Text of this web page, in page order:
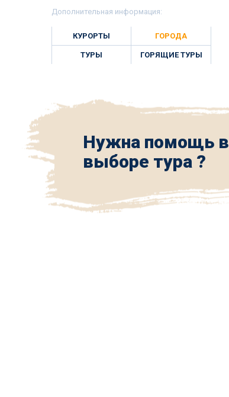
Дополнительная информация:
КУРОРТЫ ГОРОДА
ТУРЫ ГОРЯЩИЕ ТУРЫ
Нужна помощь в
выборе тура ?